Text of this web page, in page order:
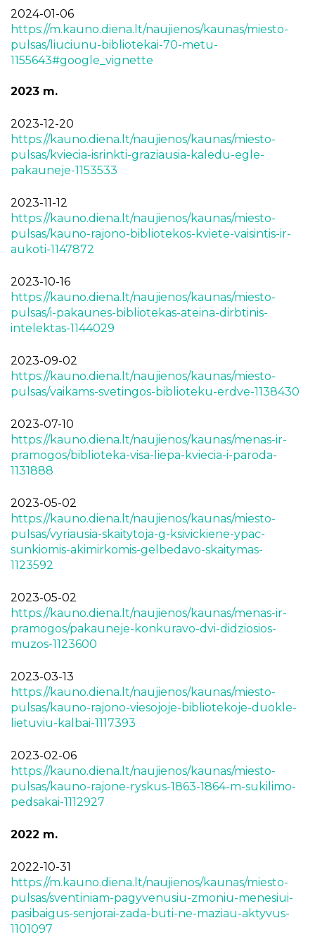
2024-01-06
https://m.kauno.diena.lt/naujienos/kaunas/miesto-
pulsas/liuciunu-bibliotekai-70-metu-
1155643#google_vignette
2023 m.
2023-12-20
https://kauno.diena.lt/naujienos/kaunas/miesto-
pulsas/kviecia-isrinkti-graziausia-kaledu-egle-
pakauneje-1153533
2023-11-12
https://kauno.diena.lt/naujienos/kaunas/miesto-
pulsas/kauno-rajono-bibliotekos-kviete-vaisintis-ir-
aukoti-1147872
2023-10-16
https://kauno.diena.lt/naujienos/kaunas/miesto-
pulsas/i-pakaunes-bibliotekas-ateina-dirbtinis-
intelektas-1144029
2023-09-02
https://kauno.diena.lt/naujienos/kaunas/miesto-
pulsas/vaikams-svetingos-biblioteku-erdve-1138430
2023-07-10
https://kauno.diena.lt/naujienos/kaunas/menas-ir-
pramogos/biblioteka-visa-liepa-kviecia-i-paroda-
1131888
2023-05-02
https://kauno.diena.lt/naujienos/kaunas/miesto-
pulsas/vyriausia-skaitytoja-g-ksivickiene-ypac-
sunkiomis-akimirkomis-gelbedavo-skaitymas-
1123592
2023-05-02
https://kauno.diena.lt/naujienos/kaunas/menas-ir-
pramogos/pakauneje-konkuravo-dvi-didziosios-
muzos-1123600
2023-03-13
https://kauno.diena.lt/naujienos/kaunas/miesto-
pulsas/kauno-rajono-viesojoje-bibliotekoje-duokle-
lietuviu-kalbai-1117393
2023-02-06
https://kauno.diena.lt/naujienos/kaunas/miesto-
pulsas/kauno-rajone-ryskus-1863-1864-m-sukilimo-
pedsakai-1112927
2022 m.
2022-10-31
https://m.kauno.diena.lt/naujienos/kaunas/miesto-
pulsas/sventiniam-pagyvenusiu-zmoniu-menesiui-
pasibaigus-senjorai-zada-buti-ne-maziau-aktyvus-
1101097